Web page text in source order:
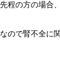
先程の方の場合
なので腎不全に